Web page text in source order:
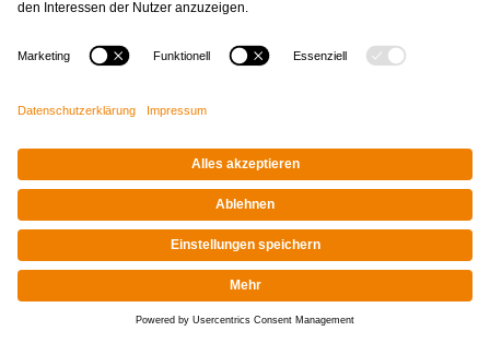
Impressum|Datenschutz
© STUDYHEADS, 2026